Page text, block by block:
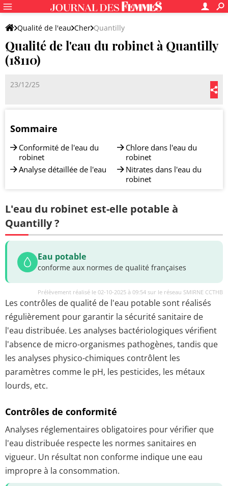
Qualité de l'eau Cher Quantilly
Qualité de l'eau du robinet à Quantilly
(18110)
23/12/25
Sommaire
Conformité de l'eau du
robinet
Analyse détaillée de l'eau
Chlore dans l'eau du
robinet
Nitrates dans l'eau du
robinet
L'eau du robinet est-elle potable à
Quantilly ?
Eau potable
conforme aux normes de qualité françaises
Prélèvement réalisé le 02-10-2025 à 09:54 sur le réseau SMIRNE CCTHB
Les contrôles de qualité de l'eau potable sont réalisés
régulièrement pour garantir la sécurité sanitaire de
l'eau distribuée. Les analyses bactériologiques vérifient
l'absence de micro-organismes pathogènes, tandis que
les analyses physico-chimiques contrôlent les
paramètres comme le pH, les pesticides, les métaux
lourds, etc.
Contrôles de conformité
Analyses réglementaires obligatoires pour vérifier que
l'eau distribuée respecte les normes sanitaires en
vigueur. Un résultat non conforme indique une eau
impropre à la consommation.